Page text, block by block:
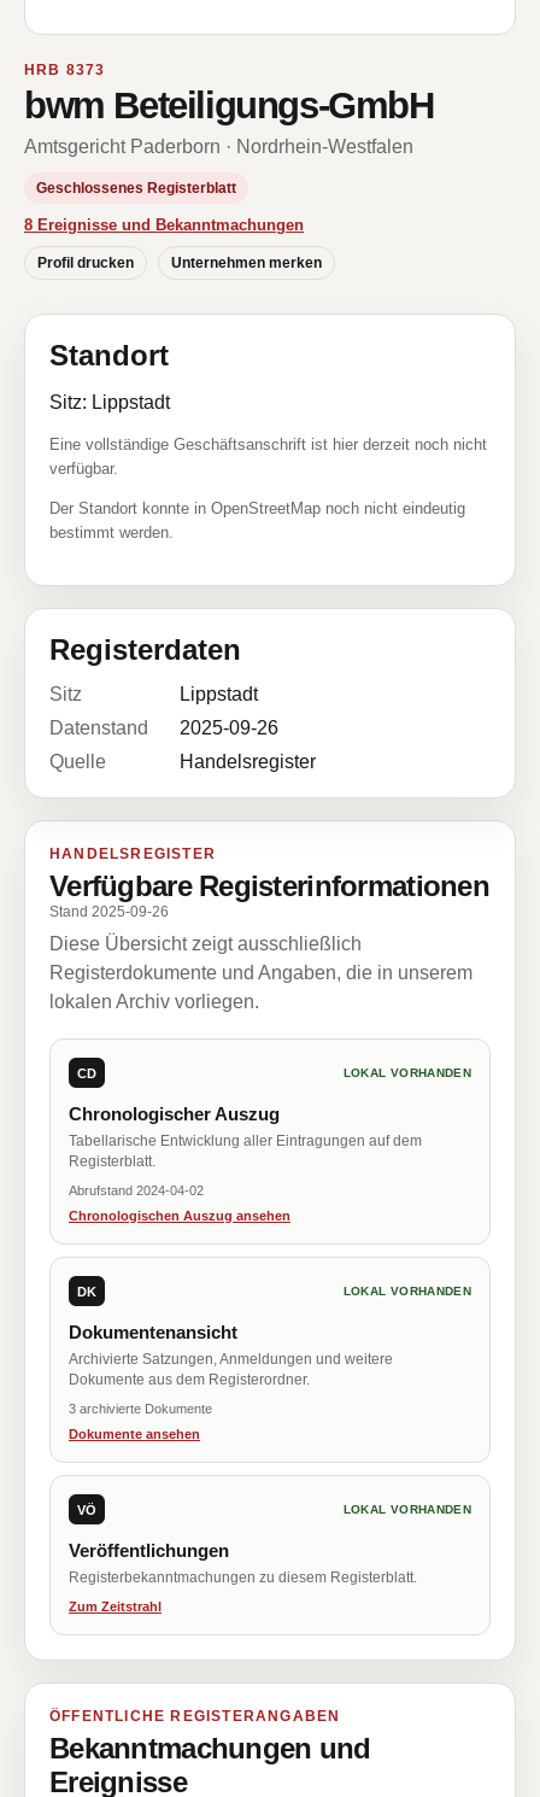
HRB 8373
bwm Beteiligungs-GmbH
Amtsgericht Paderborn · Nordrhein-Westfalen
Geschlossenes Registerblatt
8 Ereignisse und Bekanntmachungen
Profil drucken Unternehmen merken
Standort
Sitz: Lippstadt
Eine vollständige Geschäftsanschrift ist hier derzeit noch nicht
verfügbar.
Der Standort konnte in OpenStreetMap noch nicht eindeutig
bestimmt werden.
Registerdaten
Sitz
Lippstadt
Datenstand
2025-09-26
Quelle
Handelsregister
HANDELSREGISTER
Verfügbare Registerinformationen
Stand 2025-09-26
Diese Übersicht zeigt ausschließlich
Registerdokumente und Angaben, die in unserem
lokalen Archiv vorliegen.
CD LOKAL VORHANDEN
Chronologischer Auszug
Tabellarische Entwicklung aller Eintragungen auf dem
Registerblatt.
Abrufstand 2024-04-02
Chronologischen Auszug ansehen
DK LOKAL VORHANDEN
Dokumentenansicht
Archivierte Satzungen, Anmeldungen und weitere
Dokumente aus dem Registerordner.
3 archivierte Dokumente
Dokumente ansehen
VÖ LOKAL VORHANDEN
Veröffentlichungen
Registerbekanntmachungen zu diesem Registerblatt.
Zum Zeitstrahl
ÖFFENTLICHE REGISTERANGABEN
Bekanntmachungen und
Ereignisse